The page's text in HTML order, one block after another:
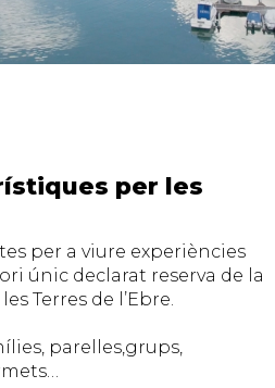
per les
per a viure experiències
únic declarat reserva de la
Terres de l’Ebre.
parelles,grups,